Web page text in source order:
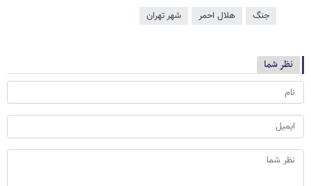
جنگ هلال احمر شهر تهران
نظر شما